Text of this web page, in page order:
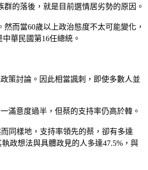
的落後，就是目前選情居劣勢的原因。
而當60歲以上政治態度不太可能變化，
華民國第16任總統。
策討論。因此相當諷刺，即使多數人並
滿意度過半，但蔡的支持率仍高於韓。
同樣地，支持率領先的蔡，卻有多達
政想法與具體政見的人多達47.5%，與